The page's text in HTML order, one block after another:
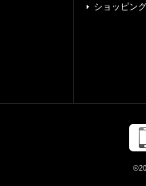
ショッピン